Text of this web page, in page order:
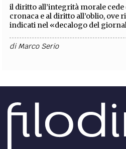
il diritto all’integrità morale
cronaca e al diritto all’oblio,
indicati nel «decalogo del
diMarco Serio